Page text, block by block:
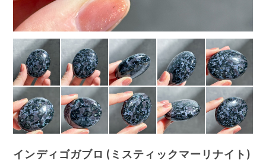
インディゴガブロ (ミスティックマーリナイト)